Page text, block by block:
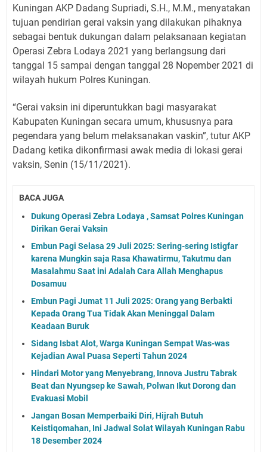
Kuningan AKP Dadang Supriadi, S.H., M.M., menyatakan
tujuan pendirian gerai vaksin yang dilakukan pihaknya
sebagai bentuk dukungan dalam pelaksanaan kegiatan
Operasi Zebra Lodaya 2021 yang berlangsung dari
tanggal 15 sampai dengan tanggal 28 Nopember 2021 di
wilayah hukum Polres Kuningan.
“Gerai vaksin ini diperuntukkan bagi masyarakat
Kabupaten Kuningan secara umum, khususnya para
pegendara yang belum melaksanakan vaskin”, tutur AKP
Dadang ketika dikonfirmasi awak media di lokasi gerai
vaksin, Senin (15/11/2021).
BACA JUGA
Dukung Operasi Zebra Lodaya , Samsat Polres Kuningan
Dirikan Gerai Vaksin
Embun Pagi Selasa 29 Juli 2025: Sering-sering Istigfar
karena Mungkin saja Rasa Khawatirmu, Takutmu dan
Masalahmu Saat ini Adalah Cara Allah Menghapus
Dosamuu
Embun Pagi Jumat 11 Juli 2025: Orang yang Berbakti
Kepada Orang Tua Tidak Akan Meninggal Dalam
Keadaan Buruk
Sidang Isbat Alot, Warga Kuningan Sempat Was-was
Kejadian Awal Puasa Seperti Tahun 2024
Hindari Motor yang Menyebrang, Innova Justru Tabrak
Beat dan Nyungsep ke Sawah, Polwan Ikut Dorong dan
Evakuasi Mobil
Jangan Bosan Memperbaiki Diri, Hijrah Butuh
Keistiqomahan, Ini Jadwal Solat Wilayah Kuningan Rabu
18 Desember 2024